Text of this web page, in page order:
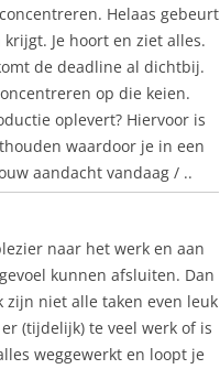
Helaas gebeurt
Je hoort en ziet alles.
de deadline al dichtbij.
op die keien.
oplevert? Hiervoor is
waardoor je in een
aandacht vandaag / ..
naar het werk en aan
kunnen afsluiten. Dan
niet alle taken even leuk
(tijdelijk) te veel werk of is
weggewerkt en loopt je